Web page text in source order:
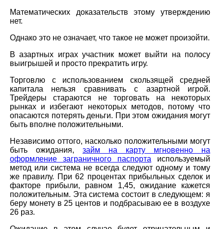
Математических доказательств этому утверждению
нет.
Однако это не означает, что такое не может произойти.
В азартных играх участник может выйти на полосу
выигрышей и просто прекратить игру.
Торговлю с использованием скользящей средней
капитала нельзя сравнивать с азартной игрой.
Трейдеры стараются не торговать на некоторых
рынках и избегают некоторых методов, потому что
опасаются потерять деньги. При этом ожидания могут
быть вполне положительными.
Независимо оттого, насколько положительными могут
быть ожидания, займ на карту мгновенно на
оформление заграничного паспорта используемый
метод или система не всегда следуют одному и тому
же правилу. При 62 процентах прибыльных сделок и
факторе прибыли, равном 1,45, ожидание кажется
положительным. Эта система состоит в следующем: я
беру монету в 25 центов и подбрасываю ее в воздухе
26 раз.